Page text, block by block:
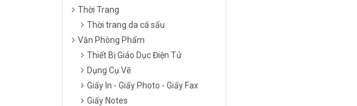
Thời Trang
Thời trang da cá sấu
Văn Phòng Phẩm
Thiết Bị Giáo Dục Điện Tử
Dụng Cụ Vẽ
Giấy In - Giấy Photo - Giấy Fax
Giấy Notes